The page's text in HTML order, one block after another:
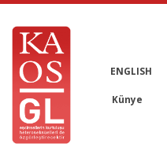
ENGLISH
Künye